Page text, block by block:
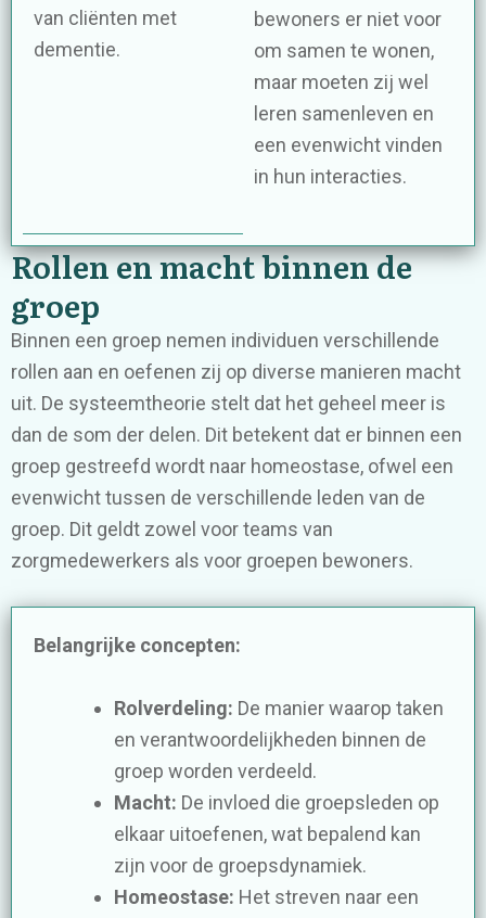
van cliënten met
dementie.
bewoners er niet voor
om samen te wonen,
maar moeten zij wel
leren samenleven en
een evenwicht vinden
in hun interacties.
Rollen en macht binnen de
groep
Binnen een groep nemen individuen verschillende
rollen aan en oefenen zij op diverse manieren macht
uit. De systeemtheorie stelt dat het geheel meer is
dan de som der delen. Dit betekent dat er binnen een
groep gestreefd wordt naar homeostase, ofwel een
evenwicht tussen de verschillende leden van de
groep. Dit geldt zowel voor teams van
zorgmedewerkers als voor groepen bewoners.
Belangrijke concepten:
Rolverdeling: De manier waarop taken
en verantwoordelijkheden binnen de
groep worden verdeeld.
Macht: De invloed die groepsleden op
elkaar uitoefenen, wat bepalend kan
zijn voor de groepsdynamiek.
Homeostase: Het streven naar een